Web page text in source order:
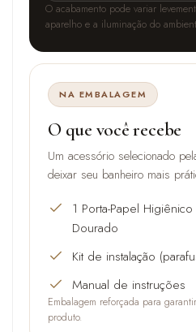
O acabamento pode variar
aparelho e a iluminação do
NA EMBALAGEM
O que você recebe
Um acessório selecionado
deixar seu banheiro mais
1 Porta-Papel
Dourado
Kit de instalação
Manual de instruções
Embalagem reforçada para
produto.